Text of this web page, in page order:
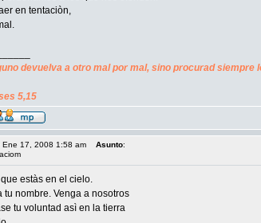
en tentaciòn,
devuelva a otro mal por mal, sino procurad
5,15
Ene 17, 2008 1:58 am Asunto:
estàs en el cielo.
tu nombre. Venga a nosotros
tu voluntad asì en la tierra